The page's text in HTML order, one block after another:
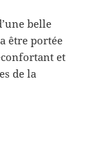
belle
être portée
et
de la